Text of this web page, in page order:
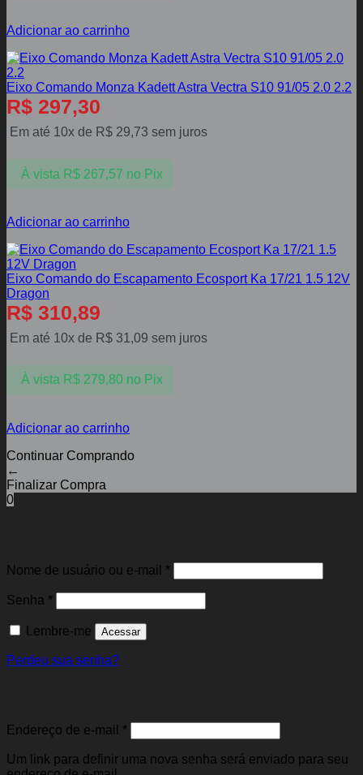
Adicionar ao carrinho
Eixo Comando Monza Kadett Astra Vectra S10 91/05 2.0 2.2
R$ 297,30
Em até 10x de R$ 29,73 sem juros
À vista R$267,57 no Pix
Adicionar ao carrinho
Eixo Comando do Escapamento Ecosport Ka 17/21 1.5 12V
Dragon
R$ 310,89
Em até 10x de R$ 31,09 sem juros
À vista R$279,80 no Pix
Adicionar ao carrinho
Continuar Comprando
←
Finalizar Compra
0
Nome de usuário ou e-mail *Obrigatório
Senha *Obrigatório
Lembre-me Acessar
Perdeu sua senha?
Endereço de e-mail *Obrigatório
Um link para definir uma nova senha será enviado para seu